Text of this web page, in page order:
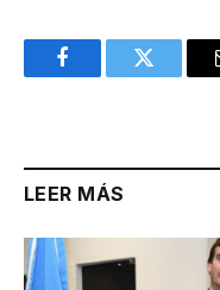
FacebookTwitter
LEER MÁS